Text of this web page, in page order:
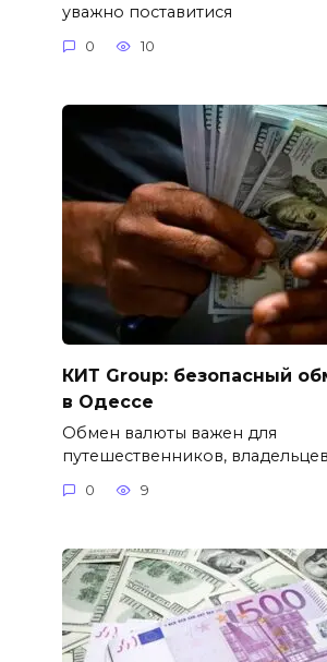
уважно поставитися
0 10
КИТ Group: безопасный
в Одессе
Обмен валюты важен для
путешественников, владельцев
0 9